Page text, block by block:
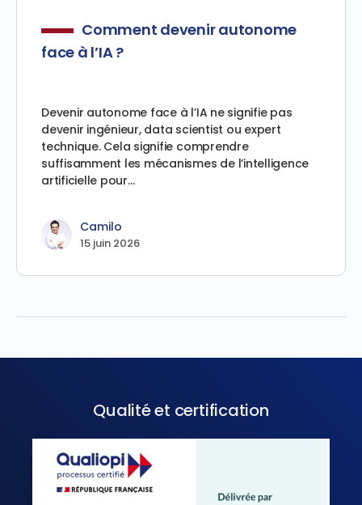
Comment devenir autonome
face à l’IA ?
Devenir autonome face à l’IA ne signifie pas
devenir ingénieur, data scientist ou expert
technique. Cela signifie comprendre
suffisamment les mécanismes de l’intelligence
artificielle pour…
Camilo
15 juin 2026
Qualité et certification